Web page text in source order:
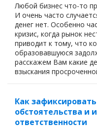
Любой бизнес что-то
И очень часто
денег нет. Особенно
кризис, когда рынок
приводит к тому, что
образовавшуюся
расскажем Вам какие
взыскания
Как
обстоятельства и
ответственности